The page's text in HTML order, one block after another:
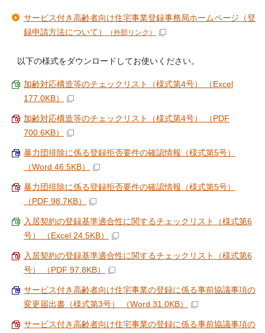
サービス付き高齢者向け住宅事業登録事務局ホームページ（登
録申請方法について）
（外部リンク）
以下の様式をダウンロードしてお使いください。
加齢対応構造等のチェックリスト（様式第4号） （Excel
177.0KB）
加齢対応構造等のチェックリスト（様式第4号） （PDF
700.6KB）
暴力団排除に係る登録拒否要件の確認情報（様式第5号）
（Word 46.5KB）
暴力団排除に係る登録拒否要件の確認情報（様式第5号）
（PDF 98.7KB）
入居契約の登録基準適合性に関するチェックリスト（様式第6
号） （Excel 24.5KB）
入居契約の登録基準適合性に関するチェックリスト（様式第6
号） （PDF 97.8KB）
サービス付き高齢者向け住宅事業の登録に係る事前協議事項の
変更届出書（様式第3号） （Word 31.0KB）
サービス付き高齢者向け住宅事業の登録に係る事前協議事項の